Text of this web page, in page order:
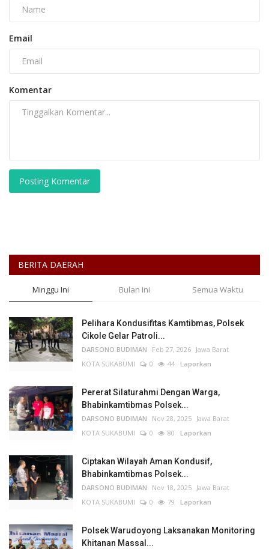
Email
Komentar
Posting Komentar
BERITA DAERAH
Minggu Ini Bulan Ini Semua Waktu
Pelihara Kondusifitas Kamtibmas, Polsek
Cikole Gelar Patroli...
DARSONO BUDIMAN Feb 27, 2026 Jawa Barat
KOTA SUKABUMI
0 44 Laporkan
Pererat Silaturahmi Dengan Warga,
Bhabinkamtibmas Polsek...
DARSONO BUDIMAN Nov 28, 2025 Jawa Barat
KOTA SUKABUMI
0 80 Laporkan
Ciptakan Wilayah Aman Kondusif,
Bhabinkamtibmas Polsek...
DARSONO BUDIMAN Nov 18, 2025 Jawa Barat
KOTA SUKABUMI
0 79 Laporkan
Polsek Warudoyong Laksanakan Monitoring
Khitanan Massal...